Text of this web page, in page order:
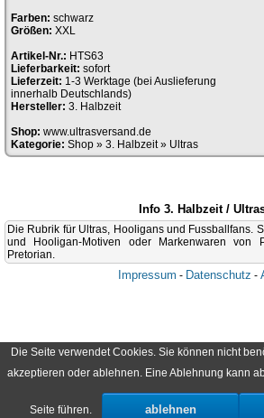
Farben: schwarz
Größen: XXL
Artikel-Nr.: HTS63
Lieferbarkeit: sofort
Lieferzeit: 1-3 Werktage (bei Auslieferung
innerhalb Deutschlands)
Hersteller: 3. Halbzeit
Shop: www.ultrasversand.de
Kategorie: Shop » 3. Halbzeit» Ultras
Info 3. Halbzeit /
Die Rubrik für Ultras, Hooligans und Fussballfans.
und Hooligan-Motiven oder Markenwaren von
Pretorian.
Impressum - Datenschutz -
Die Seite verwendet Cookies. Sie können nicht
akzeptieren oder ablehnen. Eine Ablehnung kann
Seite führen. ablehnen